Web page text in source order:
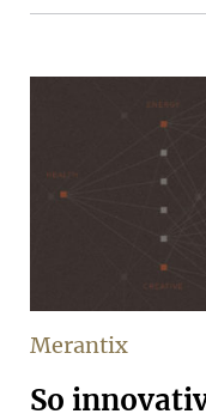
Merantix
So